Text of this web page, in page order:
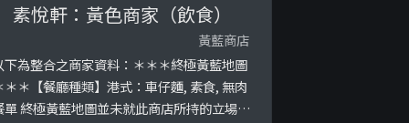
素悅軒：黃色商家（飲食）
黃藍商店
下為整合之商家資料：＊＊＊終極黃藍地圖
＊＊【餐廳種類】港式：車仔麵, 素食, 無肉
單 終極黃藍地圖並未就此商店所持的立場表